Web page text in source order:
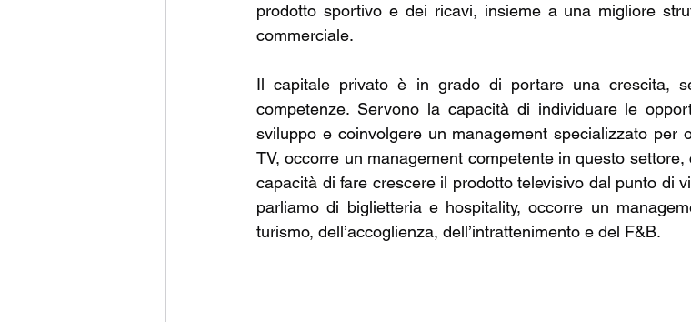
prodotto sportivo e dei ricavi, insieme a una migliore
commerciale.
Il capitale privato è in grado di portare una crescita,
competenze. Servono la capacità di individuare le
sviluppo e coinvolgere un management specializzato per
TV, occorre un management competente in questo
capacità di fare crescere il prodotto televisivo dal punto di
parliamo di biglietteria e hospitality, occorre un
turismo, dell’accoglienza, dell’intrattenimento e del F&B.